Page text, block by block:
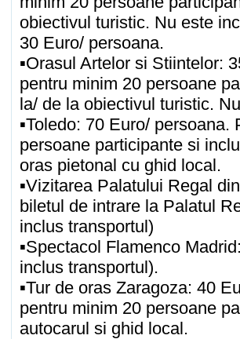
obiectivul turistic. Nu este
30 Euro/ persoana.
▪Orasul Artelor si Stiintelor:
pentru minim 20 persoane
la/ de la obiectivul turistic.
▪Toledo: 70 Euro/
persoane participante si
oras pietonal cu ghid local.
▪Vizitarea Palatului Regal
biletul de intrare la Palatul
inclus transportul)
▪Spectacol Flamenco
inclus transportul).
▪Tur de oras Zaragoza: 40
pentru minim 20 persoane
autocarul si ghid local.